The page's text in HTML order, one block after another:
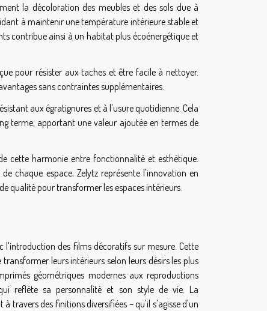
la décoloration des meubles et des sols due à
à maintenir une température intérieure stable et
contribue ainsi à un habitat plus écoénergétique et
pour résister aux taches et être facile à nettoyer.
sans contraintes supplémentaires.
aux égratignures et à l'usure quotidienne. Cela
terme, apportant une valeur ajoutée en termes de
cette harmonie entre fonctionnalité et esthétique.
chaque espace, Zelytz représente l'innovation en
qualité pour transformer les espaces intérieurs.
l'introduction des films décoratifs sur mesure. Cette
leurs intérieurs selon leurs désirs les plus
géométriques modernes aux reproductions
reflète sa personnalité et son style de vie. La
travers des finitions diversifiées – qu'il s'agisse d'un